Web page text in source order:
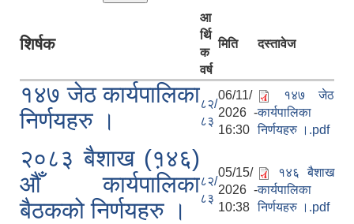
शिर्षक
आ
र्थि
क
वर्ष
मिति दस्तावेज
१४७ जेठ कार्यपालिका
निर्णयहरु ।
८२/
८३
06/11/
2026 -
16:30
१४७ जेठ
कार्यपालिका
निर्णयहरु ।.pdf
२०८३ बैशाख (१़४६)
औँ कार्यपालिका
बैठकको निर्णयहरु ।
८२/
८३
05/15/
2026 -
10:38
१४६ बैशाख
कार्यपालिका
निर्णयहरु ।.pdf